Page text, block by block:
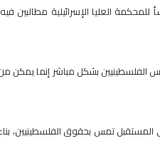
العليا الإسرائيلية مطالبين
بشكل مباشر إنما يمكن
تمس بحقوق الفلسطينيين،